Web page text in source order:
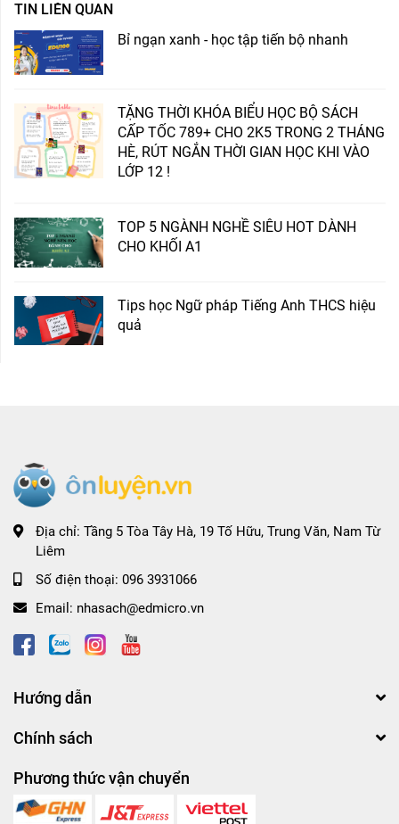
TIN LIÊN QUAN
Bỉ ngạn xanh - học tập tiến bộ nhanh
TẶNG THỜI KHÓA BIỂU HỌC BỘ SÁCH
CẤP TỐC 789+ CHO 2K5 TRONG 2 THÁNG
HÈ, RÚT NGẮN THỜI GIAN HỌC KHI VÀO
LỚP 12 !
TOP 5 NGÀNH NGHỀ SIÊU HOT DÀNH
CHO KHỐI A1
Tips học Ngữ pháp Tiếng Anh THCS hiệu
quả
Địa chỉ: Tầng 5 Tòa Tây Hà, 19 Tố Hữu, Trung Văn, Nam Từ
Liêm
Số điện thoại: 096 3931066
Email: nhasach@edmicro.vn
Hướng dẫn
Chính sách
Phương thức vận chuyển